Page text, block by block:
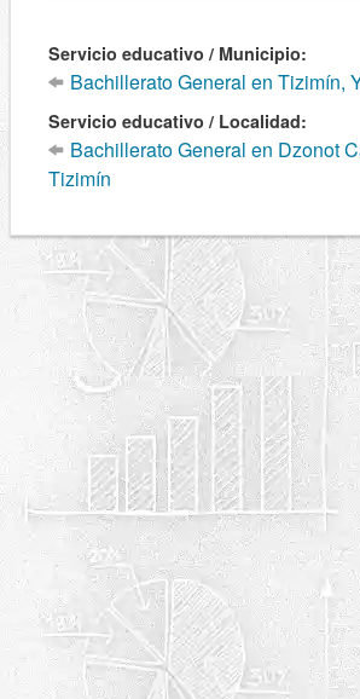
Servicio educativo / Municipio:
Bachillerato General en Tizimín,
Servicio educativo / Localidad:
Bachillerato General en Dzonot
Tizimín